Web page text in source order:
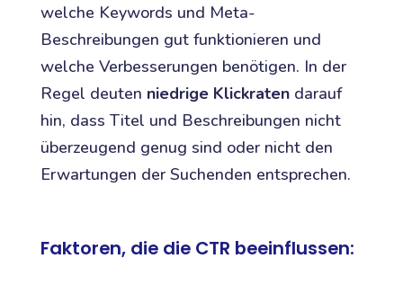
welche Keywords und Meta-
Beschreibungen gut funktionieren und
welche Verbesserungen benötigen. In der
Regel deuten niedrige Klickratendarauf
hin, dass Titel und Beschreibungen nicht
überzeugend genug sind oder nicht den
Erwartungen der Suchenden entsprechen.
Faktoren, die die CTR beeinflussen: